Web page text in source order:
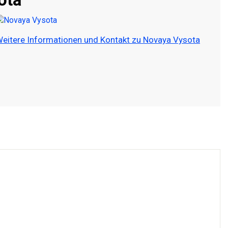
Informationen und Kontakt zu Novaya Vysota